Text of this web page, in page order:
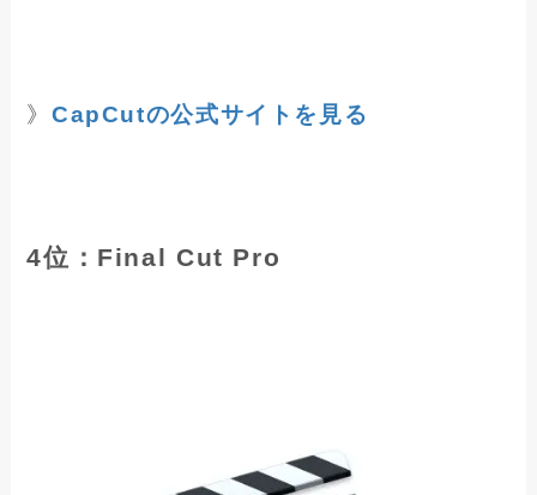
》CapCutの公式サイトを見る
4位：Final Cut Pro